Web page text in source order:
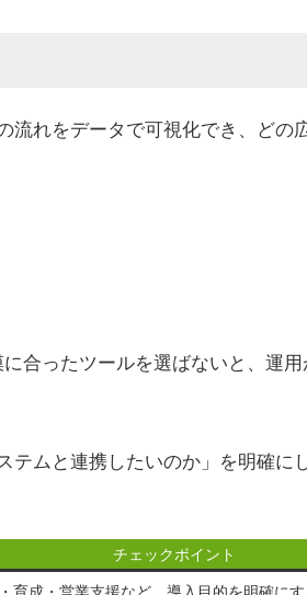
流れをデータで可視化でき、どの
合ったツールを選ばないと、運
テムと連携したいのか」を明確に
チェックポイント
育成・営業支援など、導入目的を明確にす